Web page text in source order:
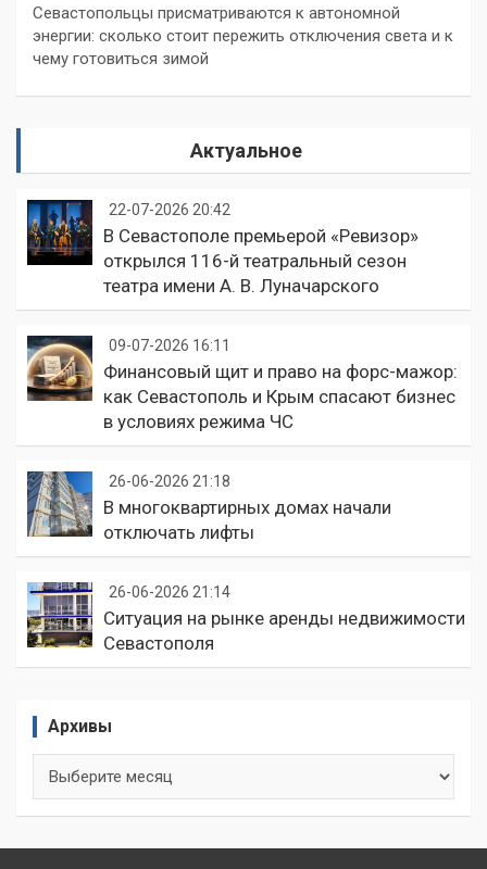
Севастопольцы присматриваются к автономной
энергии: сколько стоит пережить отключения света и к
чему готовиться зимой
Актуальное
22-07-2026 20:42
В Севастополе премьерой «Ревизор»
открылся 116-й театральный сезон
театра имени А. В. Луначарского
09-07-2026 16:11
Финансовый щит и право на форс-мажор:
как Севастополь и Крым спасают бизнес
в условиях режима ЧС
26-06-2026 21:18
В многоквартирных домах начали
отключать лифты
26-06-2026 21:14
Ситуация на рынке аренды недвижимости
Севастополя
Архивы